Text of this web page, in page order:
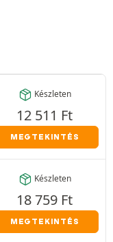
Készleten
12 511 Ft
MEGTEKINTÉS
Készleten
18 759 Ft
MEGTEKINTÉS